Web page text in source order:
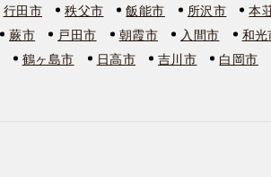
行田市 秩父市 飯能市 所沢市 本
蕨市 戸田市 朝霞市 入間市 和光
鶴ヶ島市 日高市 吉川市 白岡市